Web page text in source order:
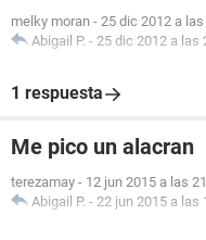
melky moran - 25 dic 2012 a
Abigail P. - 25 dic 2012 a las
1 respuesta
Me pico un alacran
terezamay - 12 jun 2015 a las
Abigail P. - 22 jun 2015 a las